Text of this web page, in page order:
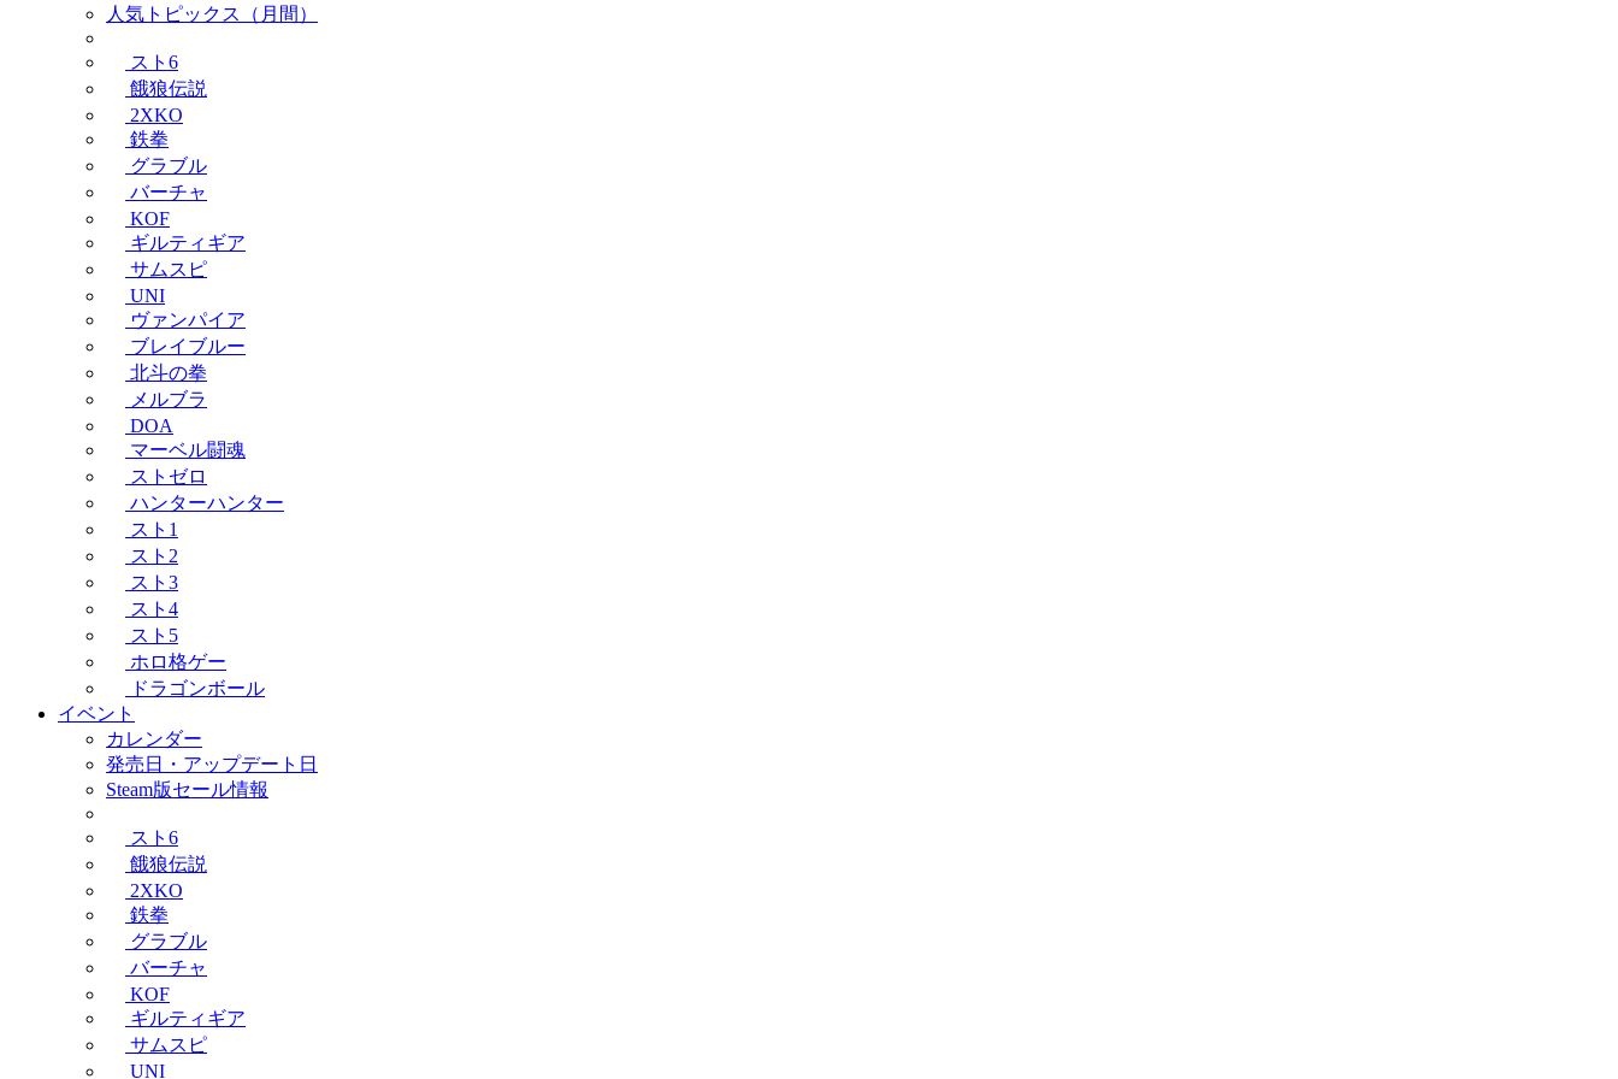
人気トピックス（月間）
スト6
餓狼伝説
2XKO
鉄拳
グラブル
バーチャ
KOF
ギルティギア
サムスピ
UNI
ヴァンパイア
ブレイブルー
北斗の拳
メルブラ
DOA
マーベル闘魂
ストゼロ
ハンターハンター
スト1
スト2
スト3
スト4
スト5
ホロ格ゲー
ドラゴンボール
イベント
カレンダー
発売日・アップデート日
Steam版セール情報
スト6
餓狼伝説
2XKO
鉄拳
グラブル
バーチャ
KOF
ギルティギア
サムスピ
UNI